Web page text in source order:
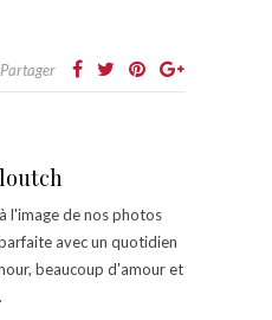
Partager
l'image de nos photos
avec un quotidien
beaucoup d'amour et